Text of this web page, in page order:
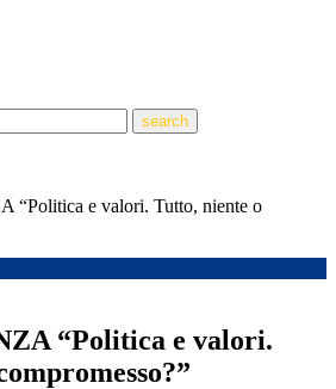
“Politica e valori. Tutto, niente o
“Politica e valori.